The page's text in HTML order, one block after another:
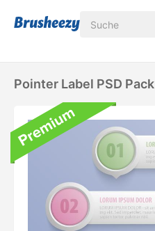
Pointer Label PSD Pack